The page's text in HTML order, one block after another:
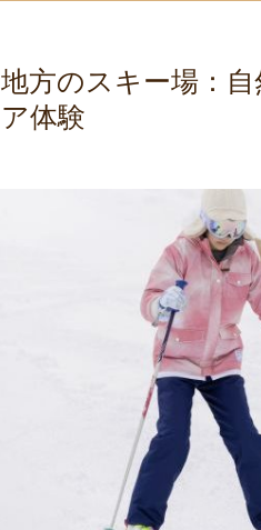
地方のスキー場：
ア体験